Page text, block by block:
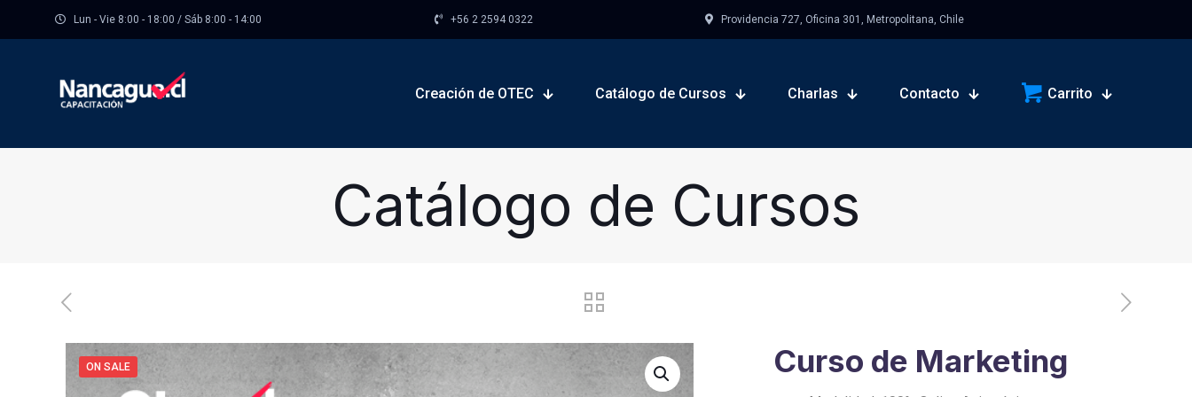
Lun - Vie 8:00 - 18:00 / Sáb 8:00 - 14:00 +56 2 2594 0322 Providencia 727, Oficina 301, Metropolitana, Chile
Creación de OTEC Catálogo de Cursos Charlas Contacto Carrito
Catálogo de Cursos
ON SALE Curso de Marketing